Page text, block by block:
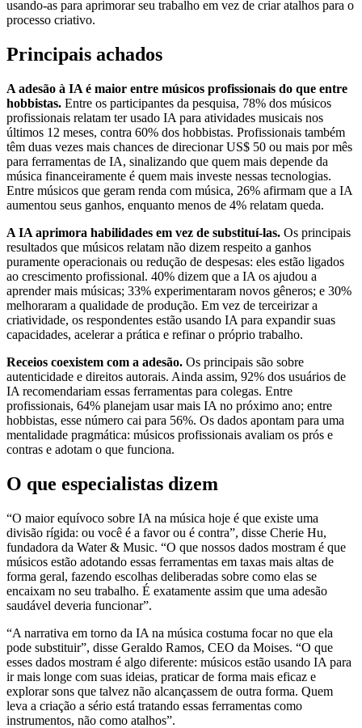
usando-as para aprimorar seu trabalho em vez de criar atalhos para o
processo criativo.
Principais achados
A adesão à IA é maior entre músicos profissionais do que entre
hobbistas. Entre os participantes da pesquisa, 78% dos músicos
profissionais relatam ter usado IA para atividades musicais nos
últimos 12 meses, contra 60% dos hobbistas. Profissionais também
têm duas vezes mais chances de direcionar US$ 50 ou mais por mês
para ferramentas de IA, sinalizando que quem mais depende da
música financeiramente é quem mais investe nessas tecnologias.
Entre músicos que geram renda com música, 26% afirmam que a IA
aumentou seus ganhos, enquanto menos de 4% relatam queda.
A IA aprimora habilidades em vez de substituí-las. Os principais
resultados que músicos relatam não dizem respeito a ganhos
puramente operacionais ou redução de despesas: eles estão ligados
ao crescimento profissional. 40% dizem que a IA os ajudou a
aprender mais músicas; 33% experimentaram novos gêneros; e 30%
melhoraram a qualidade de produção. Em vez de terceirizar a
criatividade, os respondentes estão usando IA para expandir suas
capacidades, acelerar a prática e refinar o próprio trabalho.
Receios coexistem com a adesão. Os principais são sobre
autenticidade e direitos autorais. Ainda assim, 92% dos usuários de
IA recomendariam essas ferramentas para colegas. Entre
profissionais, 64% planejam usar mais IA no próximo ano; entre
hobbistas, esse número cai para 56%. Os dados apontam para uma
mentalidade pragmática: músicos profissionais avaliam os prós e
contras e adotam o que funciona.
O que especialistas dizem
“O maior equívoco sobre IA na música hoje é que existe uma
divisão rígida: ou você é a favor ou é contra”, disse Cherie Hu,
fundadora da Water & Music. “O que nossos dados mostram é que
músicos estão adotando essas ferramentas em taxas mais altas de
forma geral, fazendo escolhas deliberadas sobre como elas se
encaixam no seu trabalho. É exatamente assim que uma adesão
saudável deveria funcionar”.
“A narrativa em torno da IA na música costuma focar no que ela
pode substituir”, disse Geraldo Ramos, CEO da Moises. “O que
esses dados mostram é algo diferente: músicos estão usando IA para
ir mais longe com suas ideias, praticar de forma mais eficaz e
explorar sons que talvez não alcançassem de outra forma. Quem
leva a criação a sério está tratando essas ferramentas como
instrumentos, não como atalhos”.